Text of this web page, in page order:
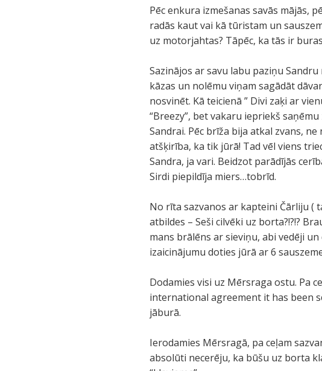
Pēc enkura izmešanas savās mājās,
radās kaut vai kā tūristam un
uz motorjahtas? Tāpēc, ka tās ir
Sazinājos ar savu labu paziņu
kāzas un nolēmu viņam sagādāt
nosvinēt. Kā teicienā ” Divi zaķi ar
“Breezy”, bet vakaru iepriekš
Sandrai. Pēc brīža bija atkal zvans,
atšķirība, ka tik jūrā! Tad vēl viens
Sandra, ja vari. Beidzot parādījās
Sirdi piepildīja miers…tobrīd.
No rīta sazvanos ar kapteini Čārliju (
atbildes – Seši cilvēki uz borta?!?!?
mans brālēns ar sieviņu, abi vedēji
izaicinājumu doties jūrā ar 6
Dodamies visi uz Mērsraga ostu. Pa
international agreement it has been
jāburā.
Ierodamies Mērsragā, pa ceļam
absolūti necerēju, ka būšu uz borta